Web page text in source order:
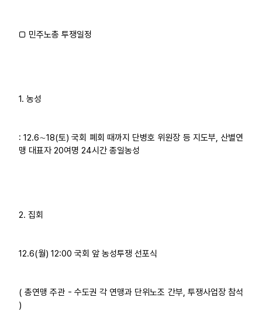
□ 민주노총 투쟁일정
1. 농성
: 12.6∼18(토) 국회 폐회 때까지 단병호 위원장 등 지도부, 산별연
맹 대표자 20여명 24시간 종일농성
2. 집회
12.6(월) 12:00 국회 앞 농성투쟁 선포식
( 총연맹 주관 - 수도권 각 연맹과 단위노조 간부, 투쟁사업장 참석
)